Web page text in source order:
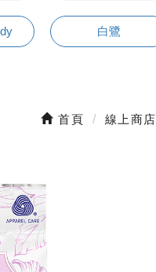
白鷺
首頁 線上商店